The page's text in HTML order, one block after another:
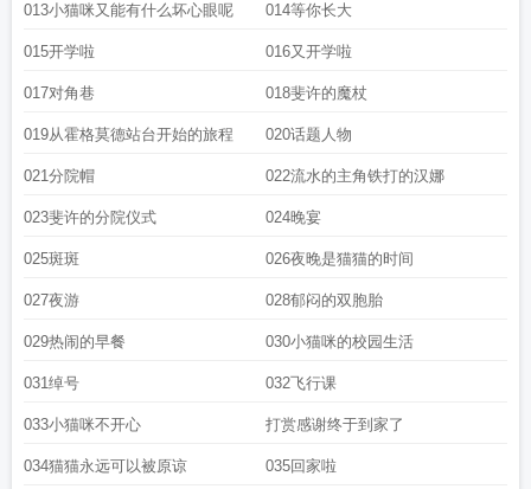
013小猫咪又能有什么坏心眼呢 014等你长大
015开学啦 016又开学啦
017对角巷 018斐许的魔杖
019从霍格莫德站台开始的旅程 020话题人物
021分院帽 022流水的主角铁打的汉娜
023斐许的分院仪式 024晚宴
025斑斑 026夜晚是猫猫的时间
027夜游 028郁闷的双胞胎
029热闹的早餐 030小猫咪的校园生活
031绰号 032飞行课
033小猫咪不开心 打赏感谢终于到家了
034猫猫永远可以被原谅 035回家啦